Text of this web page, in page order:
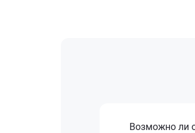
Возможно ли